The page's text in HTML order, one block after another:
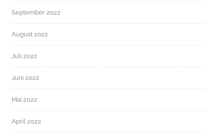
September 2022
August 2022
Juli 2022
Juni 2022
Mai 2022
April 2022